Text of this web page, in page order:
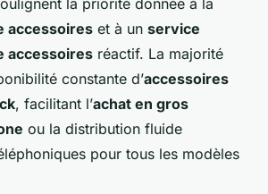
accessoires et à un service
accessoires réactif. La majorité
constante d’accessoires
, facilitant l’achat en gros
ou la distribution fluide
pour tous les modèles